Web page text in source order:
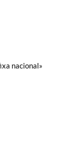
nacional»